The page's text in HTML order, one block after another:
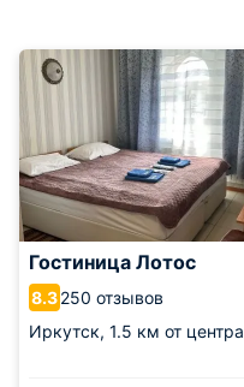
Гостиница Лотос
8.3250 отзывов
Иркутск, 1.5 км от центра